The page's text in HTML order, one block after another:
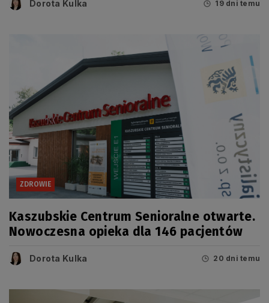
Dorota Kulka 19 dni temu
ZDROWIE
Kaszubskie Centrum Senioralne otwarte.
Nowoczesna opieka dla 146 pacjentów
Dorota Kulka 20 dni temu